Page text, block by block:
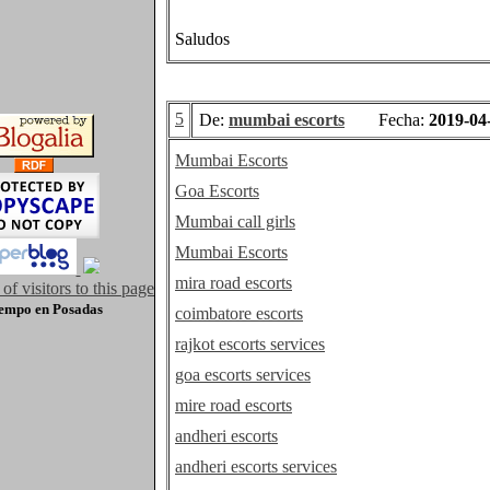
en Posadas
Saludos
5 De: mumbai escorts Fecha: 2019-
Mumbai Escorts
Goa Escorts
Mumbai call girls
Mumbai Escorts
mira road escorts
coimbatore escorts
rajkot escorts services
goa escorts services
mire road escorts
andheri escorts
andheri escorts services